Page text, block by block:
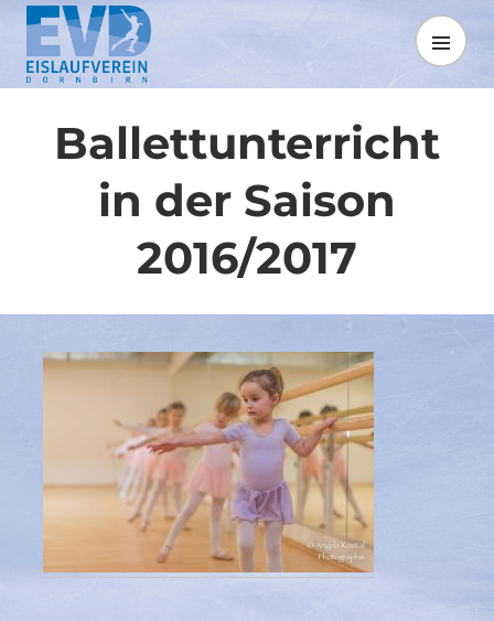
Springe
zum
Inhalt
MENÜ
Ballettunterricht
in der Saison
2016/2017